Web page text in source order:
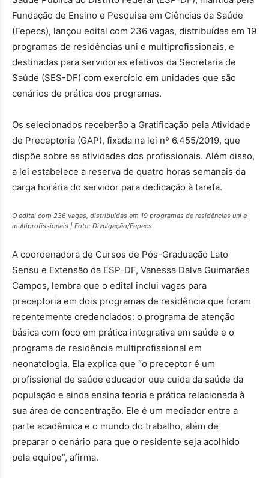
Fundação de Ensino e Pesquisa em Ciências da Saúde
(Fepecs), lançou edital com 236 vagas, distribuídas em 19
programas de residências uni e multiprofissionais, e
destinadas para servidores efetivos da Secretaria de
Saúde (SES-DF) com exercício em unidades que são
cenários de prática dos programas.
Os selecionados receberão a Gratificação pela Atividade
de Preceptoria (GAP), fixada na lei nº 6.455/2019, que
dispõe sobre as atividades dos profissionais. Além disso,
a lei estabelece a reserva de quatro horas semanais da
carga horária do servidor para dedicação à tarefa.
O edital com 236 vagas, distribuídas em 19 programas de residências uni e
multiprofissionais | Foto: Divulgação/Fepecs
A coordenadora de Cursos de Pós-Graduação Lato
Sensu e Extensão da ESP-DF, Vanessa Dalva Guimarães
Campos, lembra que o edital inclui vagas para
preceptoria em dois programas de residência que foram
recentemente credenciados: o programa de atenção
básica com foco em prática integrativa em saúde e o
programa de residência multiprofissional em
neonatologia. Ela explica que “o preceptor é um
profissional de saúde educador que cuida da saúde da
população e ainda ensina teoria e prática relacionada à
sua área de concentração. Ele é um mediador entre a
parte acadêmica e o mundo do trabalho, além de
preparar o cenário para que o residente seja acolhido
pela equipe”, afirma.